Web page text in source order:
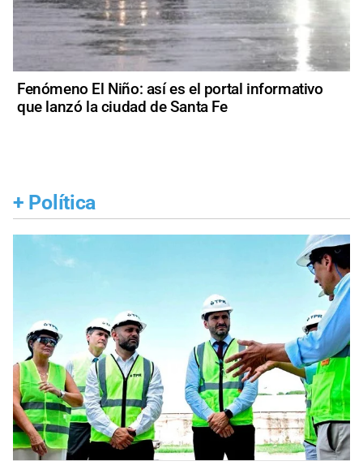
Fenómeno El Niño: así es el portal informativo
que lanzó la ciudad de Santa Fe
+ Política